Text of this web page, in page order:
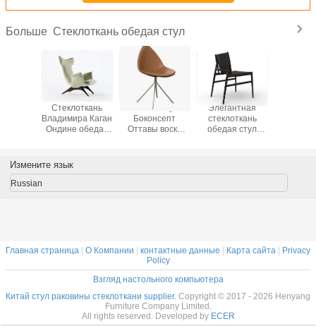
Больше Стеклоткань обедая стул
Стеклоткань
Владимира Каган
Ондине обедая
различные
Реплика стула
Боконсепт
Оттавы воска
Элегантная
стеклоткань
обедая стул
перспективами
Измените язык
Russian
Главная страница О Компании контактные данные Карта сайта
Privacy
Policy
Взгляд настольного компьютера
Китай стул раковины стеклоткани supplier. Copyright © 2017 - 2026 Henyang
Furniture Company Limited.
All rights reserved. Developed by ECER